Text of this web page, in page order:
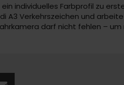
individuelles Farbprofil zu
A3 Verkehrszeichen und
darf nicht fehlen – um